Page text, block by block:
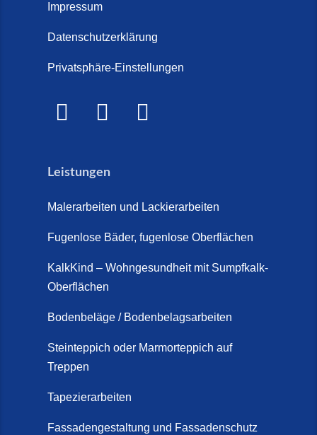
Impressum
Datenschutzerklärung
Privatsphäre-Einstellungen
Leistungen
Malerarbeiten und Lackierarbeiten
Fugenlose Bäder, fugenlose Oberflächen
KalkKind – Wohngesundheit mit Sumpfkalk-
Oberflächen
Bodenbeläge / Bodenbelagsarbeiten
Steinteppich oder Marmorteppich auf
Treppen
Tapezierarbeiten
Fassadengestaltung und Fassadenschutz